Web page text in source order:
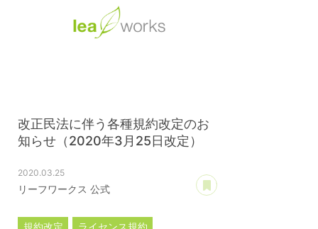
改正民法に伴う各種規約改定のお
知らせ（2020年3月25日改定）
2020.03.25
リーフワークス 公式
規約改定
ライセンス規約